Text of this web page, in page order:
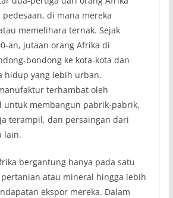
di mana mereka
memelihara ternak. Sejak
an, jutaan orang Afrika di
bondong ke kota-kota dan
hidup yang lebih urban.
terhambat oleh
untuk membangun pabrik-pabrik,
terampil, dan persaingan dari
lain.
bergantung hanya pada satu
atau mineral hingga lebih
ekspor mereka. Dalam